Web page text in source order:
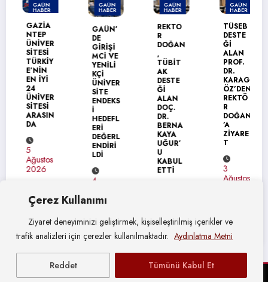
Çerez Kullanımı
Ziyaret deneyiminizi geliştirmek, kişiselleştirilmiş içerikler ve
trafik analizleri için çerezler kullanılmaktadır. Aydınlatma Metni
Reddet Tümünü Kabul Et
GAÜN
HABER
MANŞET
GAZİA
NTEP
ÜNİVER
SİTESİ
TÜRKİY
E’NİN
EN İYİ
24
ÜNİVER
SİTESİ
ARASIN
DA
5
Ağustos
2026
GAÜN
HABER
GAÜN’
DE
GİRİŞİ
MCİ VE
YENİLİ
KÇİ
ÜNİVER
SİTE
ENDEKS
HEDEFL
ERİ
DEĞERL
ENDİRİ
LDİ
2026
GAÜN
HABER
REKTÖ
R
DOĞAN
TÜBİT
AK
DESTE
Ğİ
ALAN
DOÇ.
DR.
BERNA
KAYA
UĞUR’
U
KABUL
ETTİ
2026
GAÜN
HABER
TÜSEB
DESTE
Ğİ
ALAN
PROF.
DR.
KARAG
ÖZ’DEN
REKTÖ
DOĞAN
’A
ZİYARE
Ağustos
© Gaziantep Üniversitesi Basın Yayın ve Halkla İlişkiler Müdürlüğü